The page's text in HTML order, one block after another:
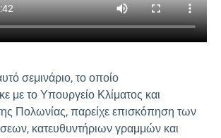
σεμινάριο, το οποίο
με το Υπουργείο Κλίματος και
Πολωνίας, παρείχε επισκόπηση των
κατευθυντήριων γραμμών και